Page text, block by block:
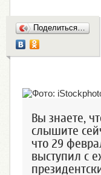
Вы знаете,
слышите
что 29
выступил с
Поделиться…